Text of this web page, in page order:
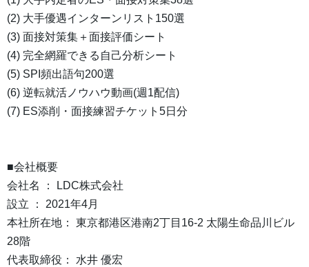
(2) 大手優遇インターンリスト150選
(3) 面接対策集＋面接評価シート
(4) 完全網羅できる自己分析シート
(5) SPI頻出語句200選
(6) 逆転就活ノウハウ動画(週1配信)
(7) ES添削・面接練習チケット5日分
■会社概要
会社名 ： LDC株式会社
設立 ： 2021年4月
本社所在地： 東京都港区港南2丁目16-2 太陽生命品川ビル
28階
代表取締役： 水井 優宏